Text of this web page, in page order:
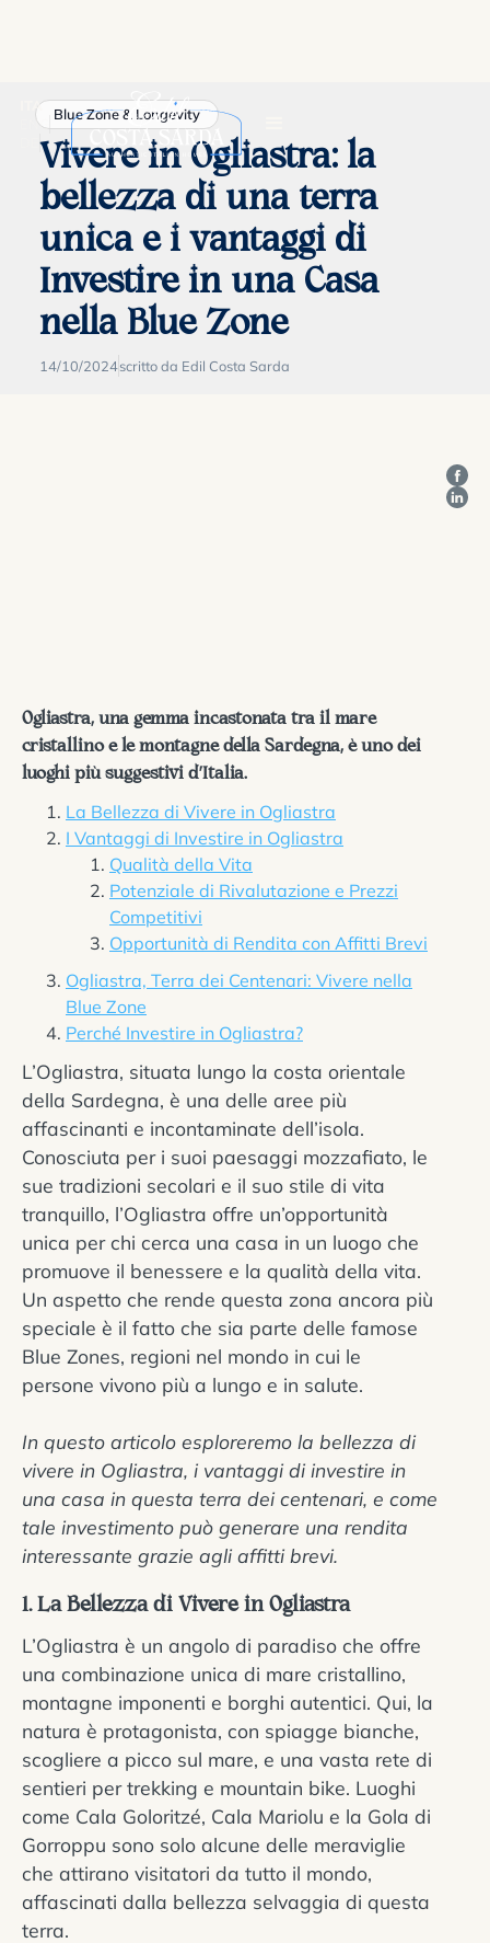
ITA
ENG
Blue Zone & Longevity
Vivere in Ogliastra: la
bellezza di una terra
unica e i vantaggi di
Investire in una Casa
nella Blue Zone
14/10/2024scritto da Edil Costa Sarda
Ogliastra, una gemma incastonata tra il mare
cristallino e le montagne della Sardegna, è uno dei
luoghi più suggestivi d’Italia.
La Bellezza di Vivere in Ogliastra
I Vantaggi di Investire in Ogliastra
Qualità della Vita
Potenziale di Rivalutazione e Prezzi
Competitivi
Opportunità di Rendita con Affitti Brevi
Ogliastra, Terra dei Centenari: Vivere nella
Blue Zone
Perché Investire in Ogliastra?
L’Ogliastra, situata lungo la costa orientale
della Sardegna, è una delle aree più
affascinanti e incontaminate dell’isola.
Conosciuta per i suoi paesaggi mozzafiato, le
sue tradizioni secolari e il suo stile di vita
tranquillo, l’Ogliastra offre un’opportunità
unica per chi cerca una casa in un luogo che
promuove il benessere e la qualità della vita.
Un aspetto che rende questa zona ancora più
speciale è il fatto che sia parte delle famose
Blue Zones, regioni nel mondo in cui le
persone vivono più a lungo e in salute.
In questo articolo esploreremo la bellezza di
vivere in Ogliastra, i vantaggi di investire in
una casa in questa terra dei centenari, e come
tale investimento può generare una rendita
interessante grazie agli affitti brevi.
1. La Bellezza di Vivere in Ogliastra
L’Ogliastra è un angolo di paradiso che offre
una combinazione unica di mare cristallino,
montagne imponenti e borghi autentici. Qui, la
natura è protagonista, con spiagge bianche,
scogliere a picco sul mare, e una vasta rete di
sentieri per trekking e mountain bike. Luoghi
come Cala Goloritzé, Cala Mariolu e la Gola di
Gorroppu sono solo alcune delle meraviglie
che attirano visitatori da tutto il mondo,
affascinati dalla bellezza selvaggia di questa
terra.